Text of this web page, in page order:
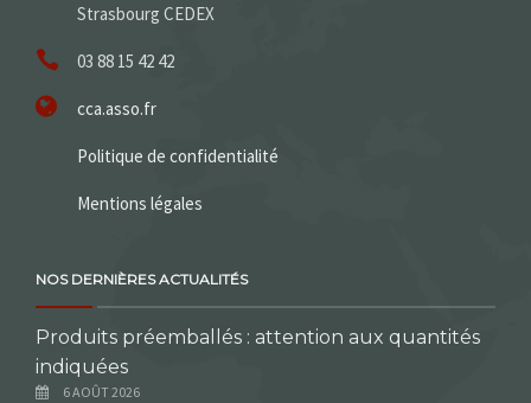
Strasbourg CEDEX
03 88 15 42 42
cca.asso.fr
Politique de confidentialité
Mentions légales
NOS DERNIÈRES ACTUALITÉS
Produits préemballés : attention aux quantités
indiquées
6 AOÛT 2026